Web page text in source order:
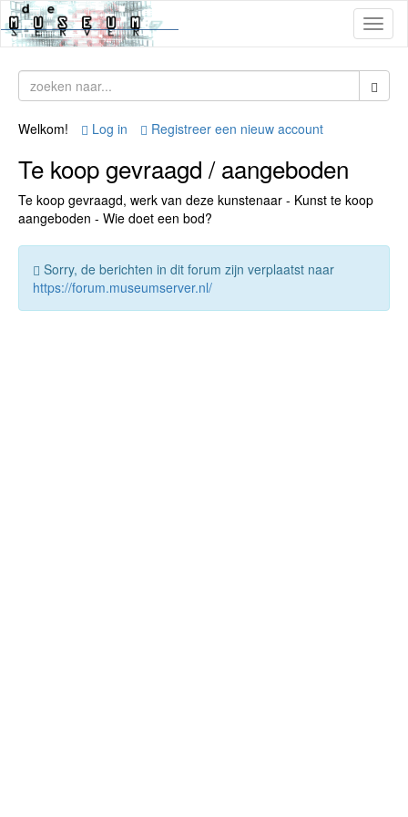
Welkom! Log in Registreer een nieuw account
Te koop gevraagd / aangeboden
Te koop gevraagd, werk van deze kunstenaar - Kunst te koop
aangeboden - Wie doet een bod?
Sorry, de berichten in dit forum zijn verplaatst naar
https://forum.museumserver.nl/